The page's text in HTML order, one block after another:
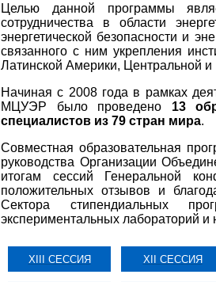
Целью данной программы
сотрудничества в области
энергетической безопасности и
связанного с ним укрепления
Латинской Америки, Центральной
Начиная с 2008 года в рамках
МЦУЭР было проведено 13
специалистов из 79 стран мира.
Совместная образовательная
руководства Организации
итогам сессий Генеральной
положительных отзывов и
Сектора стипендиальных
экспериментальных лабораторий
XIII СЕССИЯ XII СЕССИЯ